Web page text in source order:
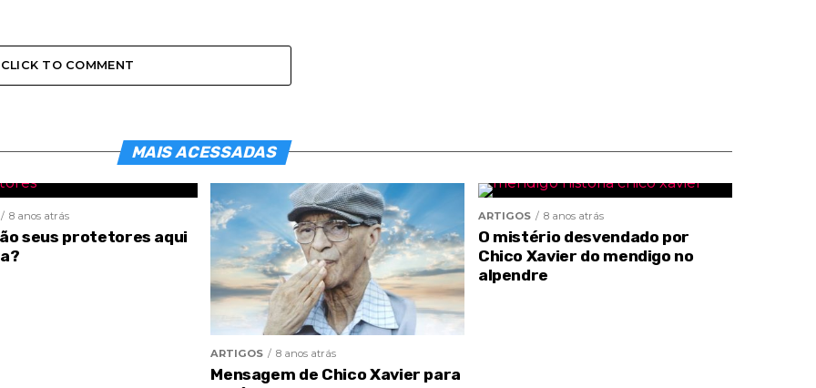
CLICK TO COMMENT
MAIS ACESSADAS
8 anos atrás
seus protetores aqui
ARTIGOS 8 anos atrás
Mensagem de Chico Xavier para
ARTIGOS 8 anos atrás
O mistério desvendado por
Chico Xavier do mendigo no
alpendre